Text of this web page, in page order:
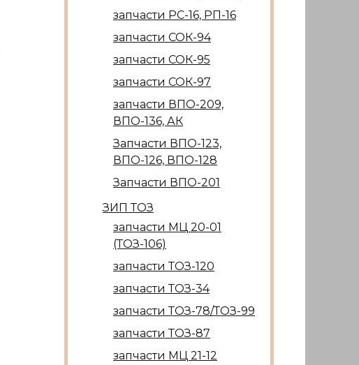
запчасти РС-16, РП-16
запчасти СОК-94
запчасти СОК-95
запчасти СОК-97
запчасти ВПО-209,
ВПО-136, АК
Запчасти ВПО-123,
ВПО-126, ВПО-128
Запчасти ВПО-201
ЗИП ТОЗ
запчасти МЦ 20-01
(ТОЗ-106)
запчасти ТОЗ-120
запчасти ТОЗ-34
запчасти ТОЗ-78/ТОЗ-99
запчасти ТОЗ-87
запчасти МЦ 21-12